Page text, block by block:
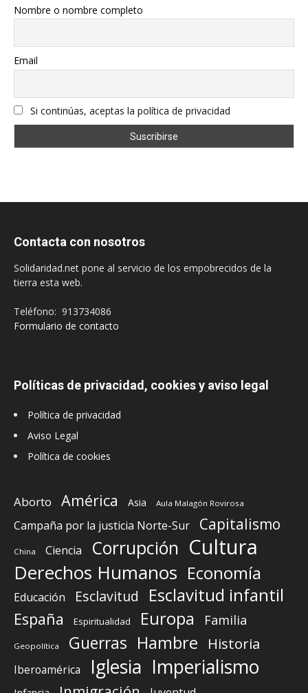
Nombre o nombre completo
Email
Si continúas, aceptas la política de privacidad
Contacta con nosotros
Solidaridad.net pone al servicio de los empobrecidos de la
tierra esta web.
Teléfono: 913734086
Formulario de contacto
Políticas de privacidad, cookies y aviso legal
Política de privacidad
Aviso Legal
Política de cookies
Aborto América Asia Aula Malagón Rovirosa
Campaña por la justicia Norte-Sur Capitalismo
China Ciencia Corrupción Cultura
Derechos Humanos Economía
Educación Esclavitud Esclavitud infantil
España Espiritualidad Europa Familia
Geopolítica Guerras Hambre Historia
Iberoamérica Iglesia Imperialismo